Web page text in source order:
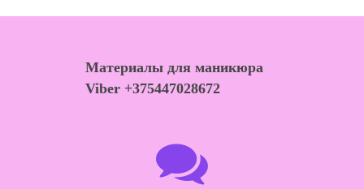
Материалы для маникюра
Viber +375447028672
